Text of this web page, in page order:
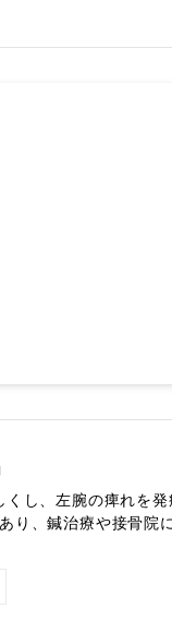
くし、左腕の痺れを
り、鍼治療や接骨院